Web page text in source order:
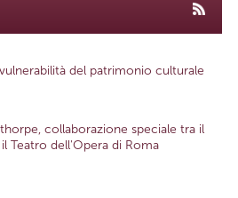
del patrimonio culturale
collaborazione speciale tra il
Teatro dell'Opera di Roma